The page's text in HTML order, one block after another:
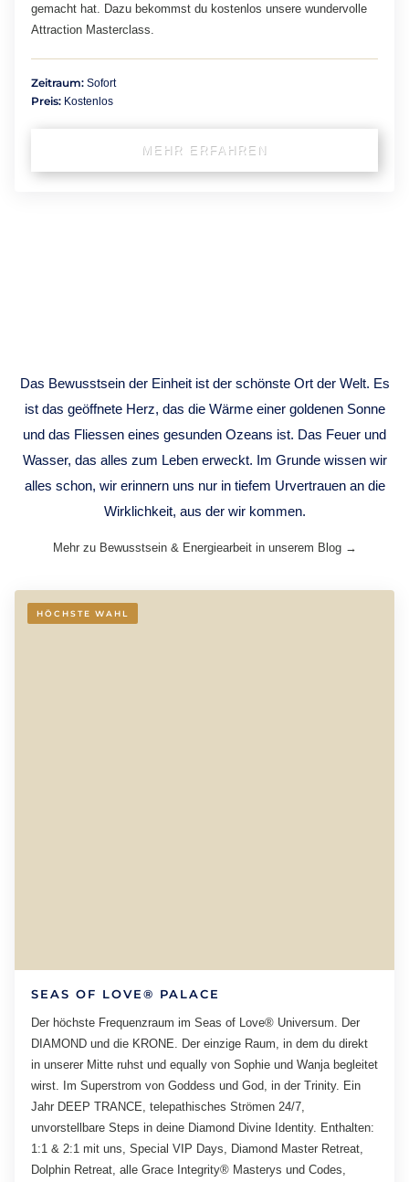
gemacht hat. Dazu bekommst du kostenlos unsere wundervolle
Attraction Masterclass.
Zeitraum: Sofort
Preis: Kostenlos
MEHR ERFAHREN
Das Bewusstsein der Einheit ist der schönste Ort der Welt. Es
ist das geöffnete Herz, das die Wärme einer goldenen Sonne
und das Fliessen eines gesunden Ozeans ist. Das Feuer und
Wasser, das alles zum Leben erweckt. Im Grunde wissen wir
alles schon, wir erinnern uns nur in tiefem Urvertrauen an die
Wirklichkeit, aus der wir kommen.
Mehr zu Bewusstsein & Energiearbeit in unserem Blog →
HÖCHSTE WAHL
SEAS OF LOVE® PALACE
Der höchste Frequenzraum im Seas of Love® Universum. Der
DIAMOND und die KRONE. Der einzige Raum, in dem du direkt
in unserer Mitte ruhst und equally von Sophie und Wanja begleitet
wirst. Im Superstrom von Goddess und God, in der Trinity. Ein
Jahr DEEP TRANCE, telepathisches Strömen 24/7,
unvorstellbare Steps in deine Diamond Divine Identity. Enthalten:
1:1 & 2:1 mit uns, Special VIP Days, Diamond Master Retreat,
Dolphin Retreat, alle Grace Integrity® Masterys und Codes,